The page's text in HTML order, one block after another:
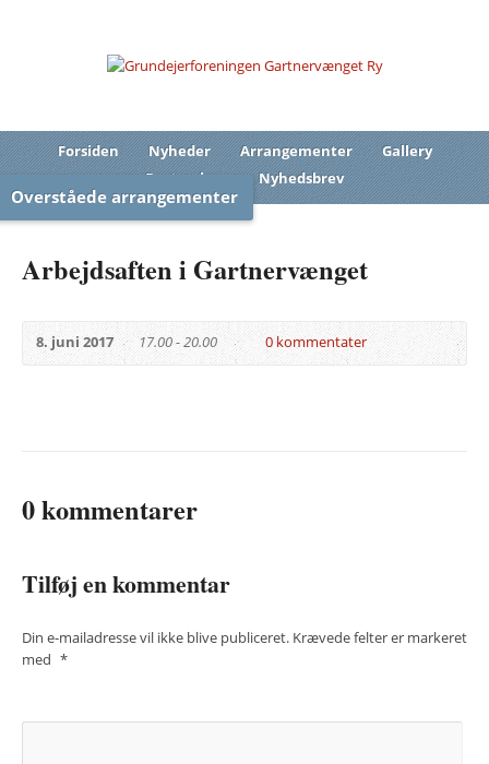
Forsiden Nyheder Arrangementer
Gallery
Bestyrelsen
Nyhedsbrev
Overståede arrangementer
Arbejdsaften i Gartnervænget
8. juni 2017 17.00 - 20.00 0 kommentater
0 kommentarer
Tilføj en kommentar
Din e-mailadresse vil ikke blive publiceret. Krævede felter er markeret
med *